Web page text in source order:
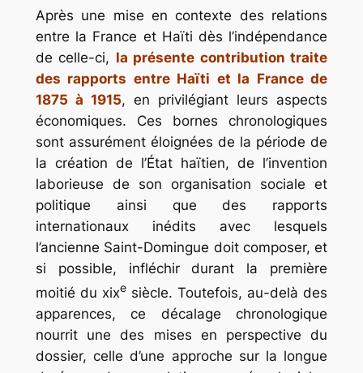
Après une mise en contexte des relations
entre la France et Haïti dès l’indépendance
de celle-ci, la présente contribution traite
des rapports entre Haïti et la France de
1875 à 1915, en privilégiant leurs aspects
économiques. Ces bornes chronologiques
sont assurément éloignées de la période de
la création de l’État haïtien, de l’invention
laborieuse de son organisation sociale et
politique ainsi que des rapports
internationaux inédits avec lesquels
l’ancienne Saint-Domingue doit composer, et
si possible, infléchir durant la première
moitié du xixesiècle. Toutefois, au-delà des
apparences, ce décalage chronologique
nourrit une des mises en perspective du
dossier, celle d’une approche sur la longue